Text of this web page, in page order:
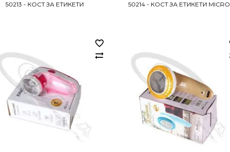
50213 - КОСТ ЗА ЕТИКЕТИ 50214 - КОСТ ЗА ЕТИКЕТИ MICRO